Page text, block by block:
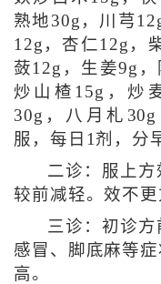
熟地30g，川芎
12g，杏仁12g，
蔹12g，生姜9g，
炒山楂15g，炒
30g，八月札
服，每日1剂，分
二诊：服上
较前减轻。效不更
三诊：初诊
感冒、脚底麻等
高。